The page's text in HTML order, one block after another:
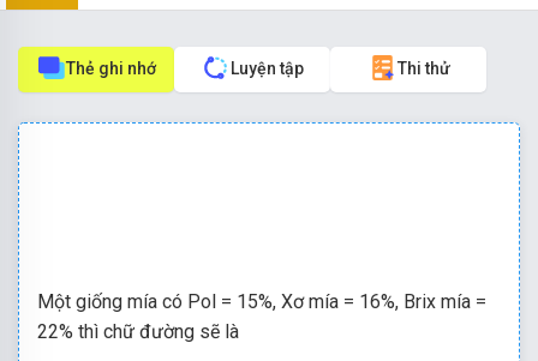
Thẻ ghi nhớ Luyện tập Thi thử
Một giống mía có Pol = 15%, Xơ mía = 16%, Brix mía =
22% thì chữ đường sẽ là